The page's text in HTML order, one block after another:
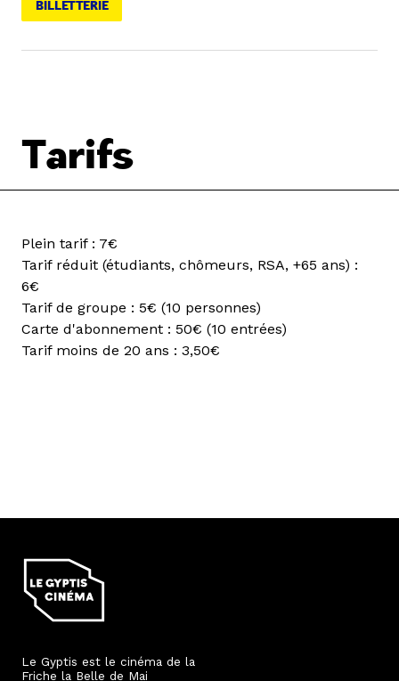
BILLETTERIE
Tarifs
Plein tarif : 7€
Tarif réduit (étudiants, chômeurs, RSA, +65 ans) :
6€
Tarif de groupe : 5€ (10 personnes)
Carte d'abonnement : 50€ (10 entrées)
Tarif moins de 20 ans : 3,50€
Le Gyptis est le cinéma de la
Friche la Belle de Mai